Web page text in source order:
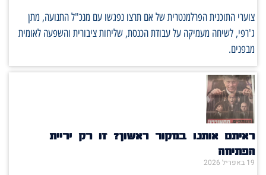
צוערי התוכנית הפרלמנטרית של אם תרצו נפגשו עם מנכ"ל התנועה, מתן
ג'רפי, לשיחה מעמיקה על עבודת הכנסת, שליחות ציבורית והשפעה לאומית
מבפנים.
ראיתם אותנו במקור ראשון? זו רק יריית
הפתיחה
19 באפריל 2026